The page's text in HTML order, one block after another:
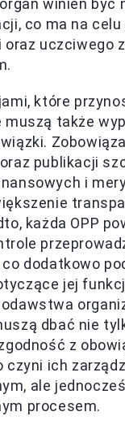
winien być
co ma na
uczciwego
które
także
publikacji
i
każda OPP
dodatkowo
jej
dbać nie
z
czyni ich
ale
procesem.